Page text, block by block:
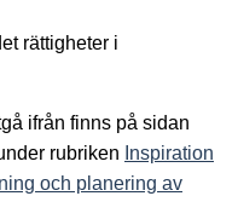
rättigheter i
ifrån finns på sidan
rubriken Inspiration
och planering av